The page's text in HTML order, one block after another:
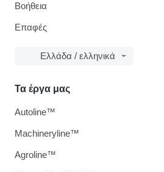
Βοήθεια
Επαφές
Ελλάδα / ελληνικά
Τα έργα μας
Autoline™
Machineryline™
Agroline™